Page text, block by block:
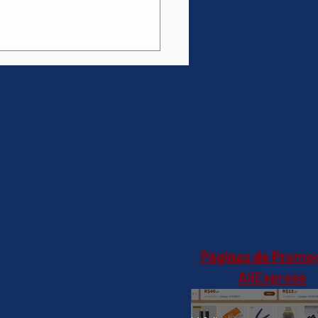
Páginas de
AliExpress